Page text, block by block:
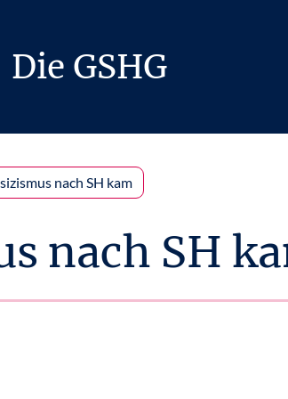
Die GSHG
nach SH kam
nach SH